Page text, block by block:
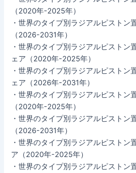
（2020年-2025年）
・世界のタイプ別ラジアルピストン
（2026-2031年）
・世界のタイプ別ラジアルピストン
ェア（2020年-2025年）
・世界のタイプ別ラジアルピストン
ェア（2026年-2031年）
・世界のタイプ別ラジアルピストン
（2020年-2025年）
・世界のタイプ別ラジアルピストン
（2026-2031年）
・世界のタイプ別ラジアルピストン
ア（2020年-2025年）
・世界のタイプ別ラジアルピストン